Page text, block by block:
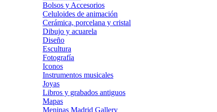
Bolsos y Accesorios
Celuloides de animación
Cerámica, porcelana y cristal
Dibujo y acuarela
Diseño
Escultura
Fotografía
Iconos
Instrumentos musicales
Joyas
Libros y grabados antiguos
Mapas
Meninas Madrid Gallery